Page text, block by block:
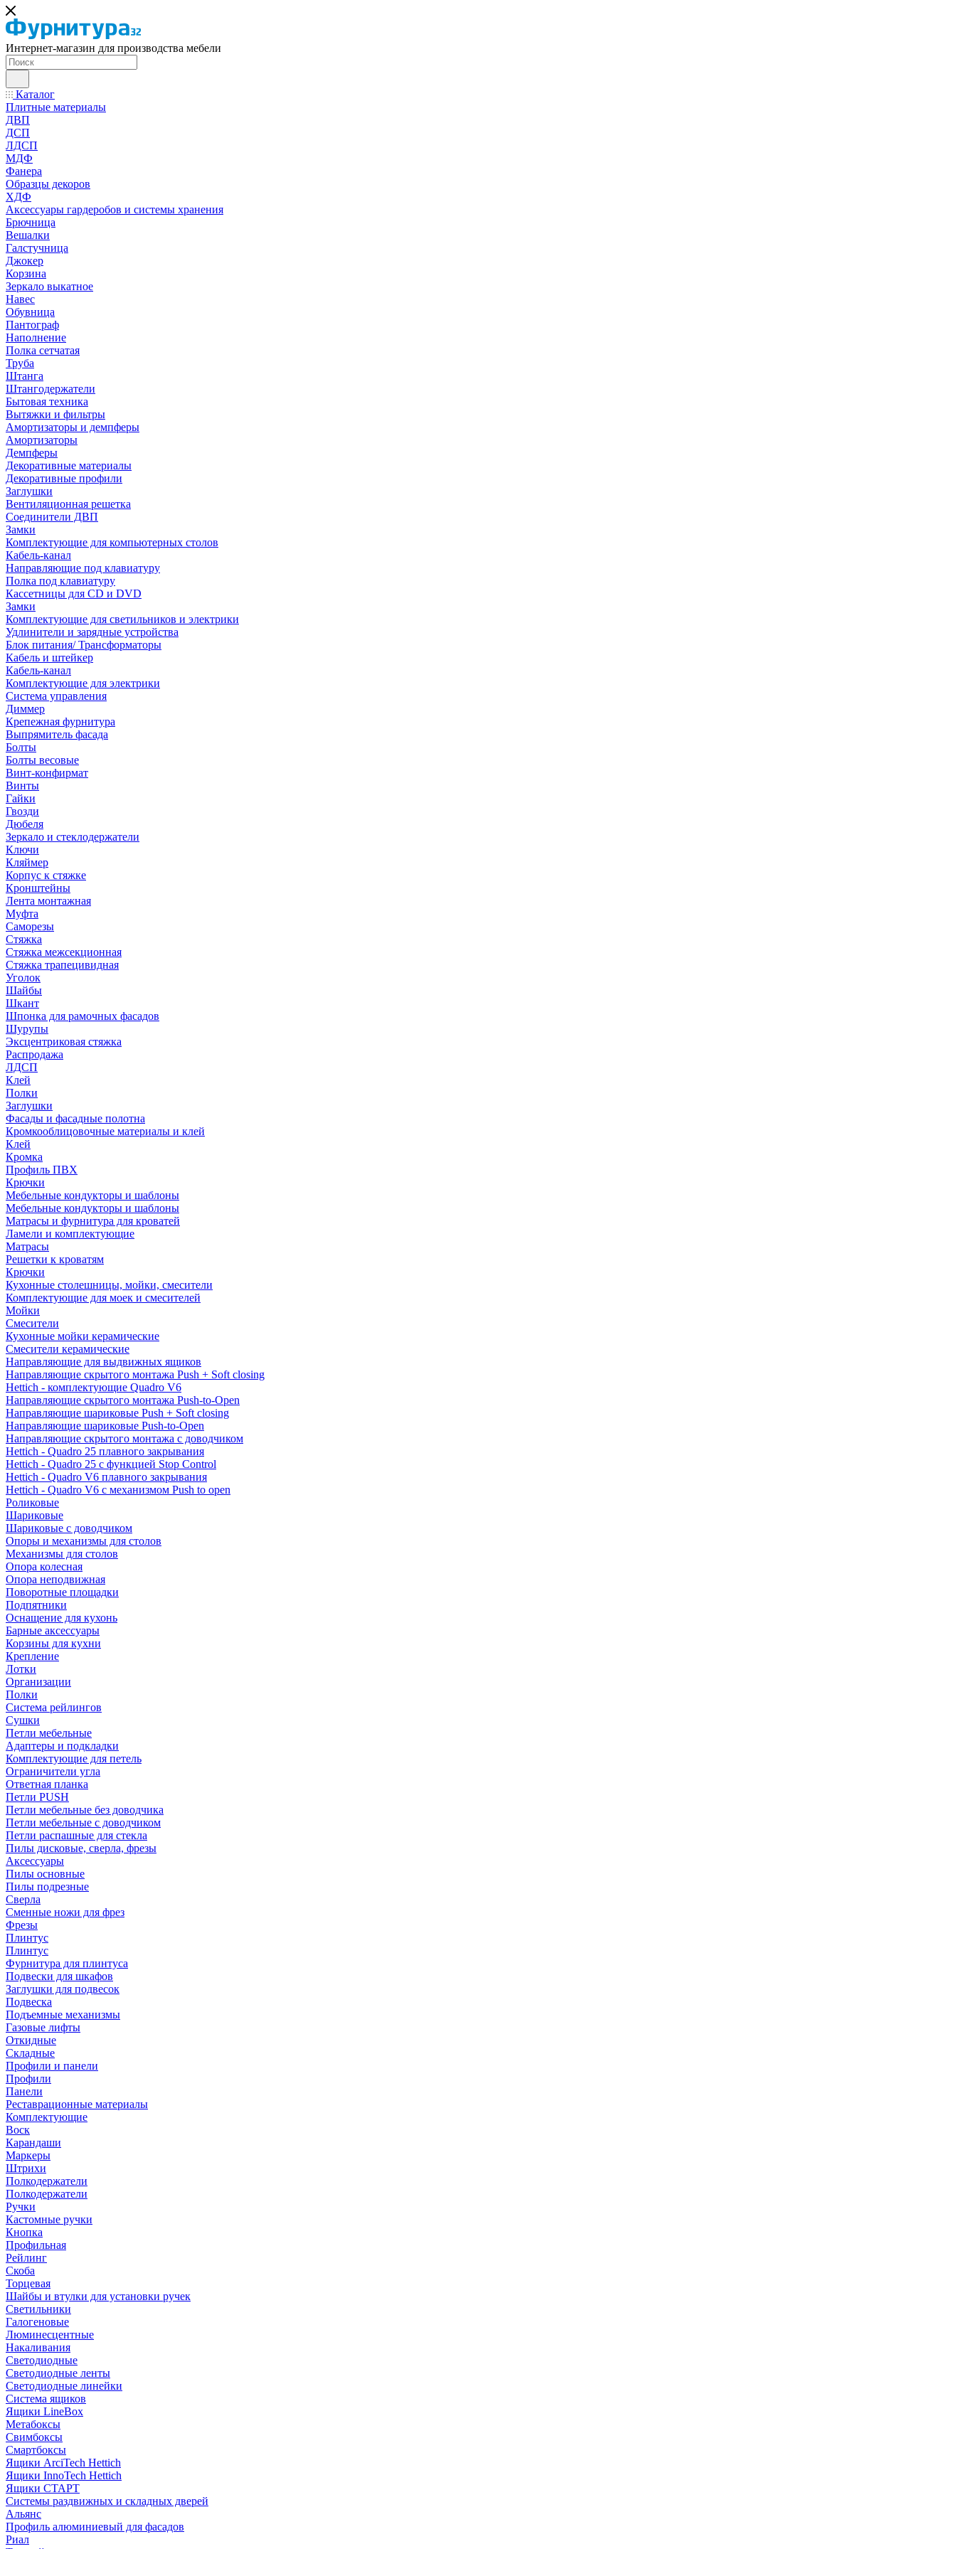
Интернет-магазин для производства мебели
Каталог
Плитные материалы
ДВП
ДСП
ЛДСП
МДФ
Фанера
Образцы декоров
ХДФ
Аксессуары гардеробов и системы хранения
Брючница
Вешалки
Галстучница
Джокер
Корзина
Зеркало выкатное
Навес
Обувница
Пантограф
Наполнение
Полка сетчатая
Труба
Штанга
Штангодержатели
Бытовая техника
Вытяжки и фильтры
Амортизаторы и демпферы
Амортизаторы
Демпферы
Декоративные материалы
Декоративные профили
Заглушки
Вентиляционная решетка
Соединители ДВП
Замки
Комплектующие для компьютерных столов
Кабель-канал
Направляющие под клавиатуру
Полка под клавиатуру
Кассетницы для CD и DVD
Замки
Комплектующие для светильников и электрики
Удлинители и зарядные устройства
Блок питания/ Трансформаторы
Кабель и штейкер
Кабель-канал
Комплектующие для электрики
Система управления
Диммер
Крепежная фурнитура
Выпрямитель фасада
Болты
Болты весовые
Винт-конфирмат
Винты
Гайки
Гвозди
Дюбеля
Зеркало и стеклодержатели
Ключи
Кляймер
Корпус к стяжке
Кронштейны
Лента монтажная
Муфта
Саморезы
Стяжка
Стяжка межсекционная
Стяжка трапецивидная
Уголок
Шайбы
Шкант
Шпонка для рамочных фасадов
Шурупы
Эксцентриковая стяжка
Распродажа
ЛДСП
Клей
Полки
Заглушки
Фасады и фасадные полотна
Кромкооблицовочные материалы и клей
Клей
Кромка
Профиль ПВХ
Крючки
Мебельные кондукторы и шаблоны
Мебельные кондукторы и шаблоны
Матрасы и фурнитура для кроватей
Ламели и комплектующие
Матрасы
Решетки к кроватям
Крючки
Кухонные столешницы, мойки, смесители
Комплектующие для моек и смесителей
Мойки
Смесители
Кухонные мойки керамические
Смесители керамические
Направляющие для выдвижных ящиков
Направляющие скрытого монтажа Push + Soft closing
Hettich - комплектующие Quadro V6
Направляющие скрытого монтажа Push-to-Open
Направляющие шариковые Push + Soft closing
Направляющие шариковые Push-to-Open
Направляющие скрытого монтажа с доводчиком
Hettich - Quadro 25 плавного закрывания
Hettich - Quadro 25 с функцией Stop Control
Hettich - Quadro V6 плавного закрывания
Hettich - Quadro V6 с механизмом Push to open
Роликовые
Шариковые
Шариковые с доводчиком
Опоры и механизмы для столов
Механизмы для столов
Опора колесная
Опора неподвижная
Поворотные площадки
Подпятники
Оснащение для кухонь
Барные аксессуары
Корзины для кухни
Крепление
Лотки
Организации
Полки
Система рейлингов
Сушки
Петли мебельные
Адаптеры и подкладки
Комплектующие для петель
Ограничители угла
Ответная планка
Петли PUSH
Петли мебельные без доводчика
Петли мебельные с доводчиком
Петли распашные для стекла
Пилы дисковые, сверла, фрезы
Аксессуары
Пилы основные
Пилы подрезные
Сверла
Сменные ножи для фрез
Фрезы
Плинтус
Плинтус
Фурнитура для плинтуса
Подвески для шкафов
Заглушки для подвесок
Подвеска
Подъемные механизмы
Газовые лифты
Откидные
Складные
Профили и панели
Профили
Панели
Реставрационные материалы
Комплектующие
Воск
Карандаши
Маркеры
Штрихи
Полкодержатели
Полкодержатели
Ручки
Кастомные ручки
Кнопка
Профильная
Рейлинг
Скоба
Торцевая
Шайбы и втулки для установки ручек
Светильники
Галогеновые
Люминесцентные
Накаливания
Светодиодные
Светодиодные ленты
Светодиодные линейки
Система ящиков
Ящики LineBox
Метабоксы
Свимбоксы
Смартбоксы
Ящики ArciTech Hettich
Ящики InnoTech Hettich
Ящики СТАРТ
Системы раздвижных и складных дверей
Альянс
Профиль алюминиевый для фасадов
Риал